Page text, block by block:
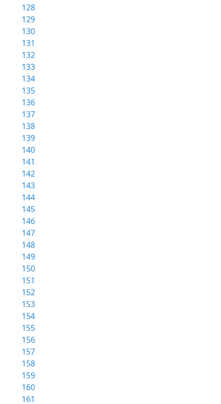
128
129
130
131
132
133
134
135
136
137
138
139
140
141
142
143
144
145
146
147
148
149
150
151
152
153
154
155
156
157
158
159
160
161